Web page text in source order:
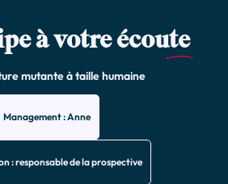
à votre écoute
mutante à taille humaine
Management : Anne
: responsable de la prospective